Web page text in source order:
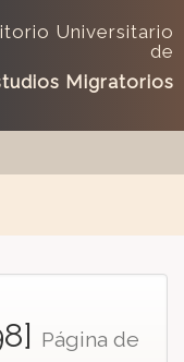
Universitario
de
Migratorios
Página de